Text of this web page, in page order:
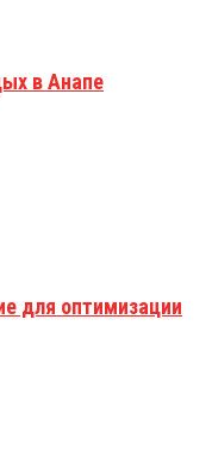
в Анапе
для оптимизации